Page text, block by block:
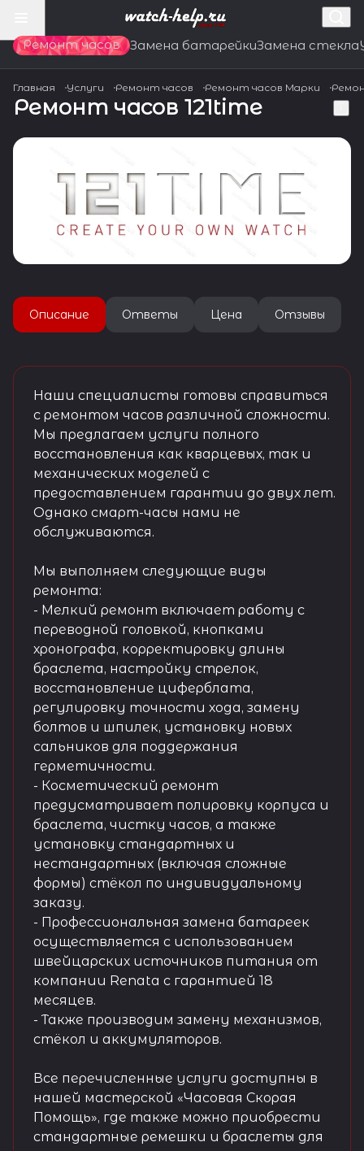
Ремонт часов Замена батарейкиЗамена стекла
Главная Услуги Ремонт часов Ремонт часов Марки
Ремонт часов 121time
Описание Ответы Цена Отзывы
Наши специалисты готовы справиться
с ремонтом часов различной сложности.
Мы предлагаем услуги полного
восстановления как кварцевых, так и
механических моделей с
предоставлением гарантии до двух лет.
Однако смарт-часы нами не
обслуживаются.
Мы выполняем следующие виды
ремонта:
- Мелкий ремонт включает работу с
переводной головкой, кнопками
хронографа, корректировку длины
браслета, настройку стрелок,
восстановление циферблата,
регулировку точности хода, замену
болтов и шпилек, установку новых
сальников для поддержания
герметичности.
- Косметический ремонт
предусматривает полировку корпуса и
браслета, чистку часов, а также
установку стандартных и
нестандартных (включая сложные
формы) стёкол по индивидуальному
заказу.
- Профессиональная замена батареек
осуществляется с использованием
швейцарских источников питания от
компании Renata с гарантией 18
месяцев.
- Также производим замену механизмов,
стёкол и аккумуляторов.
Все перечисленные услуги доступны в
нашей мастерской «Часовая Скорая
Помощь», где также можно приобрести
стандартные ремешки и браслеты для